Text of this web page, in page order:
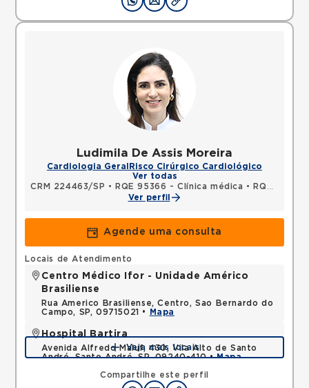
Ludimila De Assis Moreira
Cardiologia Geral Risco Cirúrgico Cardiológico
Ver todas
CRM 224463/SP • RQE 95366 - Clínica médica •
RQE 95367 - Cardiologia
Ver perfil
Agende uma consulta
Compartilhe este perfil
Locais de Atendimento
Centro Médico Ifor - Unidade Américo
Brasiliense
Rua Americo Brasiliense, Centro, Sao Bernardo do
Campo, SP, 09715021 •
Mapa
Hospital Bartira
Avenida Alfredo Maluf, 430, Vila Alto de Santo
André, Santo André, SP, 09240-410 •Mapa
Veja mais locais